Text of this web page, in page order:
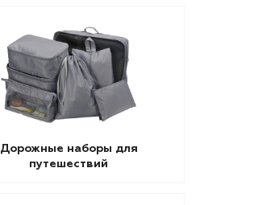
Дорожные наборы для
путешествий